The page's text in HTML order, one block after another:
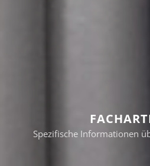
Spezifische Informationen